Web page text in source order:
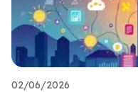
02/06/2026